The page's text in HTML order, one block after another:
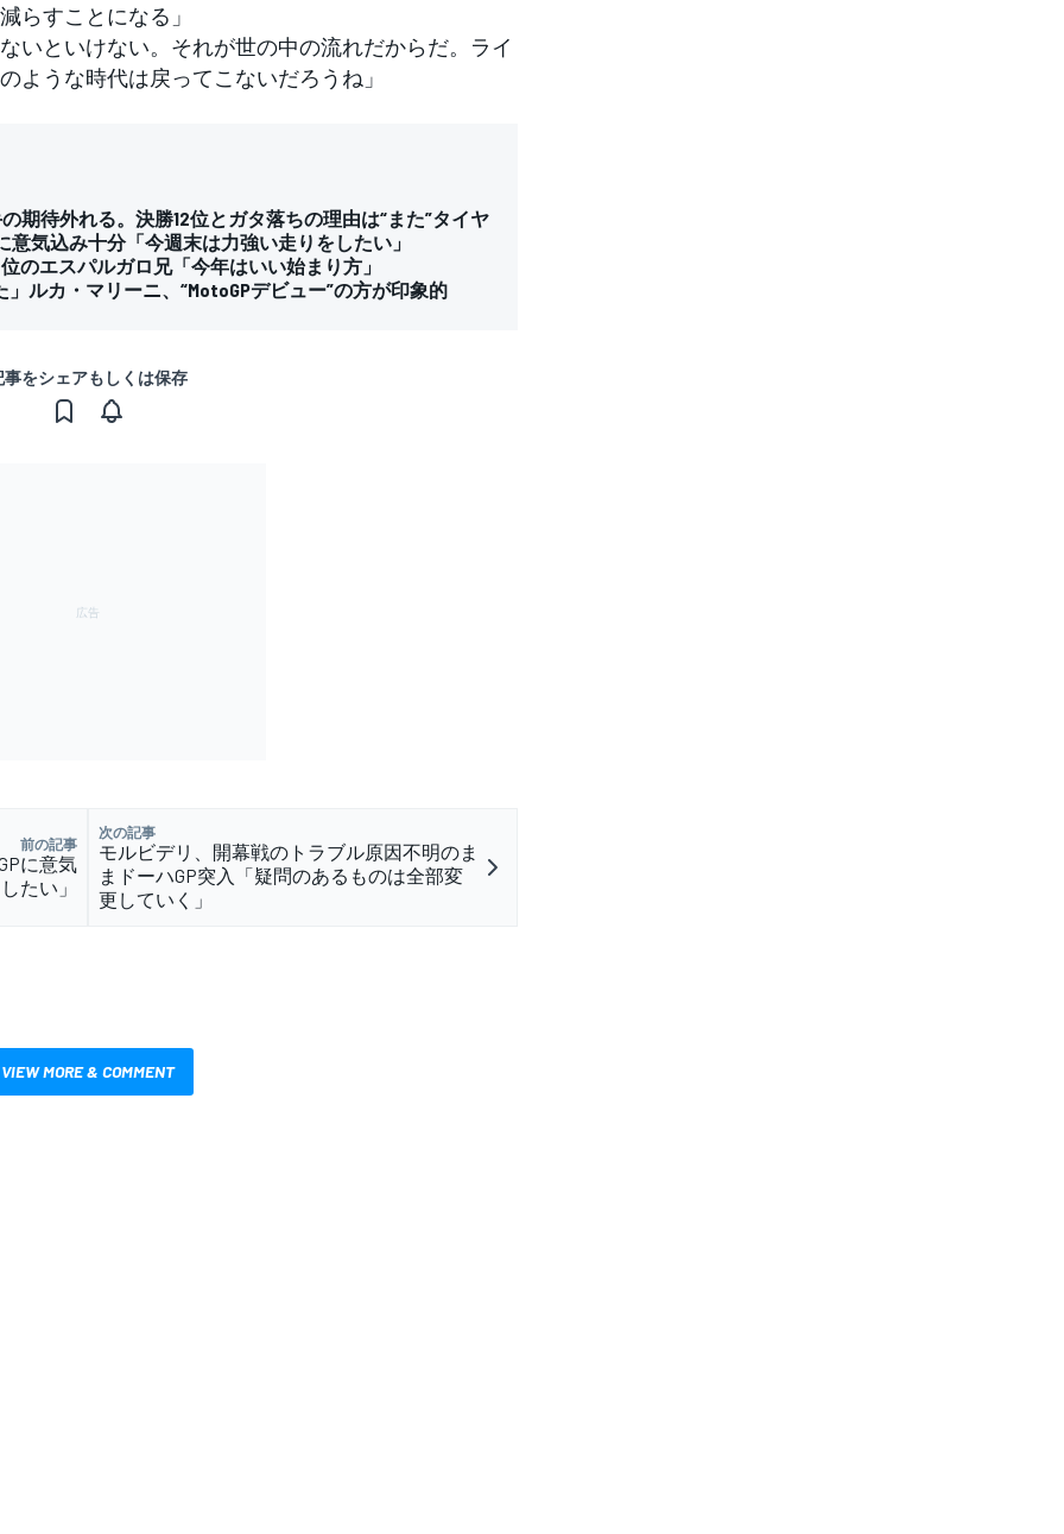
らすことになる」
いといけない。それが世の中の流れだからだ。ライ
ような時代は戻ってこないだろうね」
期待外れる。決勝12位とガタ落ちの理由は“また”タイヤ
気込み十分「今週末は力強い走りをしたい」
エスパルガロ兄「今年はいい始まり方」
ルカ・マリーニ、“MotoGPデビュー”の方が印象的
事をシェアもしくは保存
前の記事
に意気
たい」
次の記事
モルビデリ、開幕戦のトラブル原因不明のま
まドーハGP突入「疑問のあるものは全部変
更していく」
VIEW MORE & COMMENT